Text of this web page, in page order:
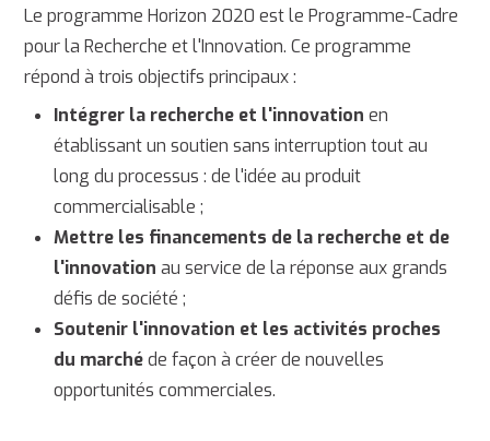
Le programme Horizon 2020 est le Programme-Cadre
pour la Recherche et l'Innovation. Ce programme
répond à trois objectifs principaux :
Intégrer la recherche et l'innovation en
établissant un soutien sans interruption tout au
long du processus : de l'idée au produit
commercialisable ;
Mettre les financements de la recherche et de
l'innovation au service de la réponse aux grands
défis de société ;
Soutenir l'innovation et les activités proches
du marchéde façon à créer de nouvelles
opportunités commerciales.